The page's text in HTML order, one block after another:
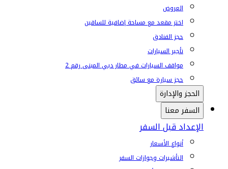
العروض
اختر مقعد مع مساحة إضافية للساقين
حجز الفنادق
تأجير السيارات
مواقف السيارات في مطار دبي المبنى رقم 2
حجز سيارة مع سائق
الحجز والإدارة
السفر معنا
الإعداد قبل السفر
أنواع الأسعار
التأشيرات وجوازات السفر